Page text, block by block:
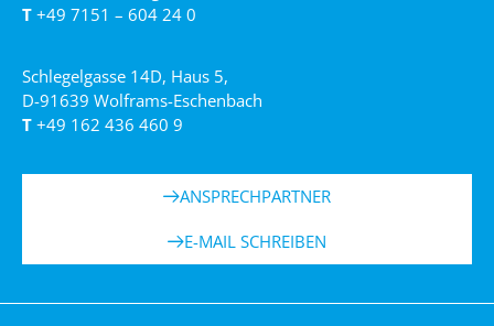
T +49 7151 – 604 24 0
Schlegelgasse 14D, Haus 5,
D-91639 Wolframs-Eschenbach
T +49 162 436 460 9
ANSPRECHPARTNER
E-MAIL SCHREIBEN